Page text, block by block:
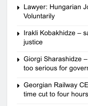
Lawyer: Hungarian
Voluntarily
Irakli Kobakhidze –
justice
Giorgi Sharashidze
too serious for
Georgian Railway
time cut to four hours